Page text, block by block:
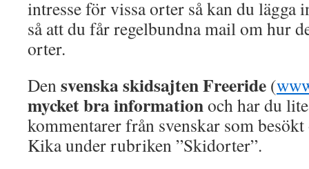
intresse för vissa orter så kan du lägga
så att du får regelbundna mail om hur
orter.
Densvenska skidsajten Freeride (
mycket bra informationoch har du
kommentarer från svenskar som
Kika under rubriken ”Skidorter”.